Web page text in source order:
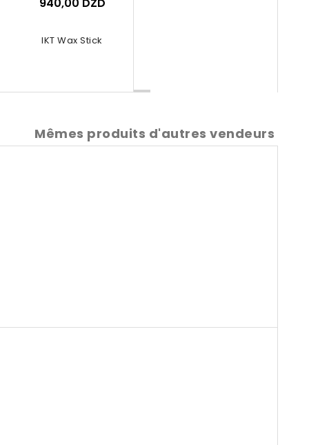
IKT Wax Stick
Mêmes produits d'autres vendeurs